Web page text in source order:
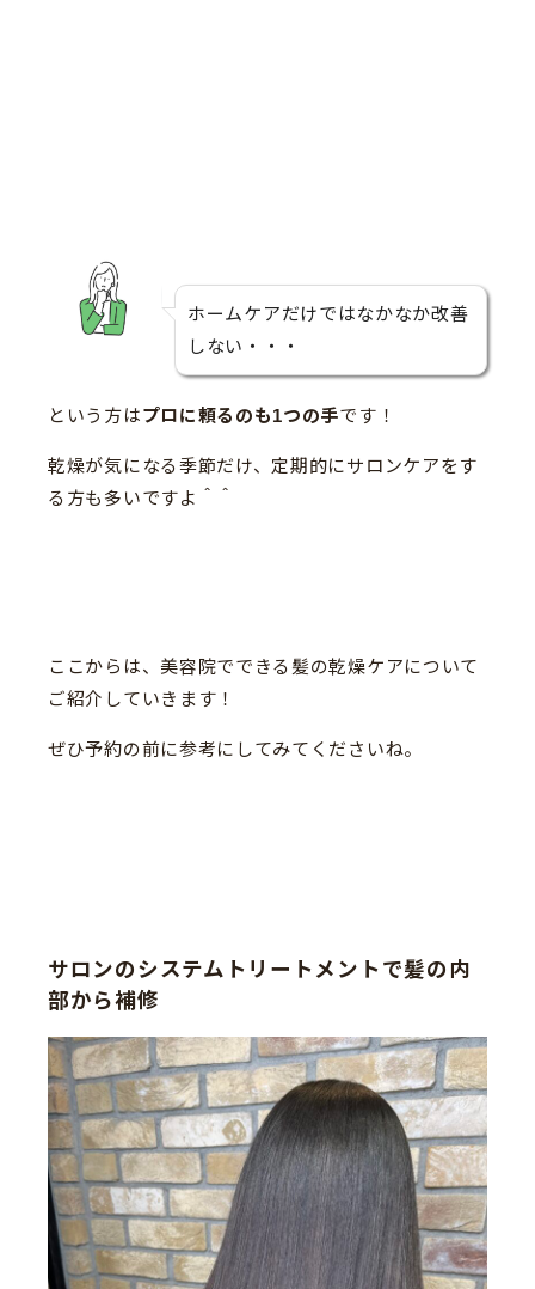
ホームケアだけではなかなか改善
しない・・・
という方はプロに頼るのも1つの手です！
乾燥が気になる季節だけ、定期的にサロンケアをす
る方も多いですよ＾＾
ここからは、美容院でできる髪の乾燥ケアについて
ご紹介していきます！
ぜひ予約の前に参考にしてみてくださいね。
サロンのシステムトリートメントで髪の内
部から補修